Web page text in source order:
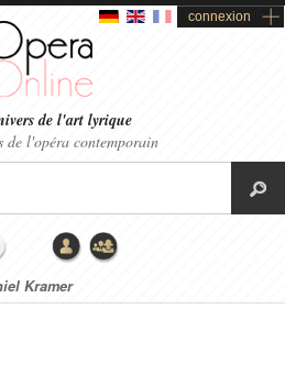
connexion
de l'art lyrique
de l'opéra contemporain
Kramer